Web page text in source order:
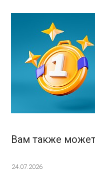
Вам также
24.07.2026